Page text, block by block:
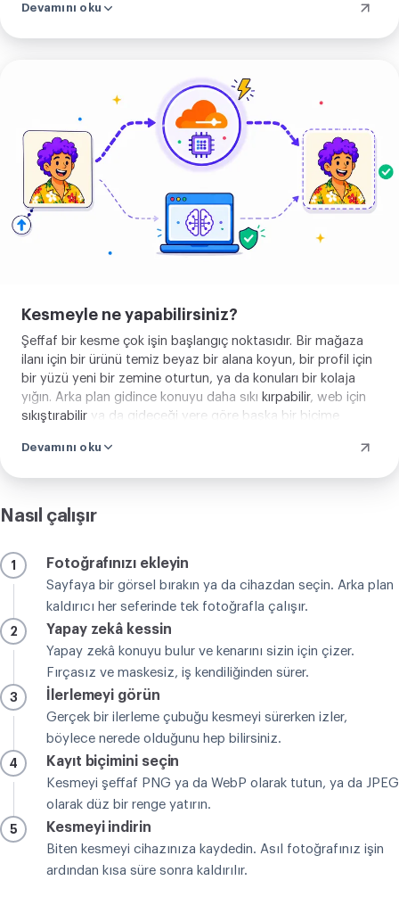
hâlükârda sonuç aynı temiz konudur.
Devamını oku
Kesmeyle ne yapabilirsiniz?
Şeffaf bir kesme çok işin başlangıç noktasıdır. Bir mağaza
ilanı için bir ürünü temiz beyaz bir alana koyun, bir profil için
bir yüzü yeni bir zemine oturtun, ya da konuları bir kolaja
yığın. Arka plan gidince konuyu daha sıkı kırpabilir, web için
sıkıştırabilir ya da gideceği yere göre başka bir biçime
Devamını oku
Nasıl çalışır
1 Fotoğrafınızı ekleyin
Sayfaya bir görsel bırakın ya da cihazdan seçin. Arka plan
kaldırıcı her seferinde tek fotoğrafla çalışır.
2 Yapay zekâ kessin
Yapay zekâ konuyu bulur ve kenarını sizin için çizer.
Fırçasız ve maskesiz, iş kendiliğinden sürer.
3 İlerlemeyi görün
Gerçek bir ilerleme çubuğu kesmeyi sürerken izler,
böylece nerede olduğunu hep bilirsiniz.
4 Kayıt biçimini seçin
Kesmeyi şeffaf PNG ya da WebP olarak tutun, ya da JPEG
olarak düz bir renge yatırın.
5 Kesmeyi indirin
Biten kesmeyi cihazınıza kaydedin. Asıl fotoğrafınız işin
ardından kısa süre sonra kaldırılır.